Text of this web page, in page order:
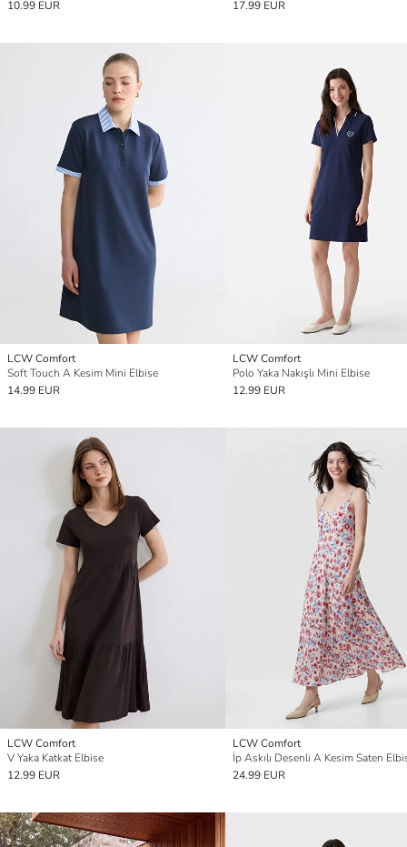
10.99 EUR 17.99 EUR
LCW Comfort
Soft Touch A Kesim Mini Elbise
14.99 EUR
LCW Comfort
Polo Yaka Nakışlı Mini Elbise
12.99 EUR
LCW Comfort
V Yaka Katkat Elbise
12.99 EUR
LCW Comfort
İp Askılı Desenli A Kesim Saten
24.99 EUR